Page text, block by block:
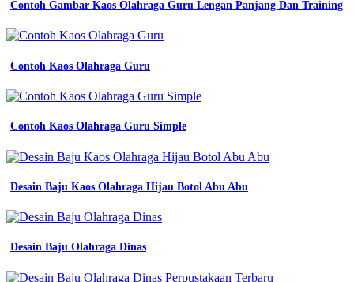
Contoh Gambar Kaos Olahraga Guru Lengan Panjang Dan Training
Contoh Kaos Olahraga Guru
Contoh Kaos Olahraga Guru Simple
Desain Baju Kaos Olahraga Hijau Botol Abu Abu
Desain Baju Olahraga Dinas